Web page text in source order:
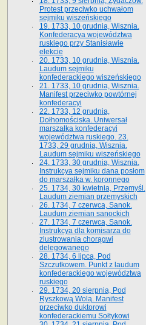
Protest przeciwko uchwałom
sejmiku wiszeńskiego
19. 1733, 10 grudnia, Wisznia.
Konfederacya województwa
ruskiego przy Stanisławie
elekcie
20. 1733, 10 grudnia, Wisznia.
Laudum sejmiku
konfederackiego wiszeńskiego
21. 1733, 10 grudnia, Wisznia.
Manifest przeciwko powtórnej
konfederacyi
22. 1733, 12 grudnia,
Dołhomościska. Uniwersał
marszałka konfederacyi
województwa ruskiego. 23.
1733, 29 grudnia, Wisznia.
Laudum sejmiku wiszeńskiego
24. 1733, 30 grudnia, Wisznia.
Instrukcya sejmiku dana posłom
do marszałka w. koronnego
25. 1734, 30 kwietnia, Przemyśl.
Laudum ziemian przemyskich
26. 1734, 7 czerwca, Sanok.
Laudum ziemian sanockich
27. 1734, 7 czerwca, Sanok.
Instrukcya dla komisarza do
zlustrowania chorągwi
delegowanego
28. 1734, 6 lipca, Pod
Szczutkowem. Punkt z laudum
konfederackiego województwa
ruskiego
29. 1734, 20 sierpnia, Pod
Ryszkową Wolą. Manifest
przeciwko duktorowi
konfederackiemu Sołtykowi